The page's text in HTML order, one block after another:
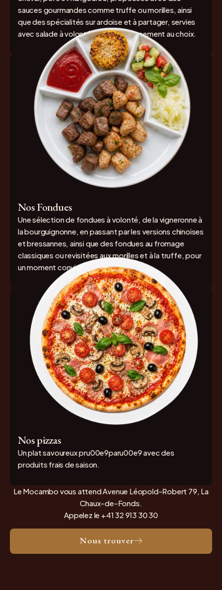
sauces gourmandes comme truffe ou morilles, ainsi
que des spécialités sur ardoise et à partager, servies
avec salade à volonté et accompagnement au choix.
Nos Fondues
Une sélection de fondues à volonté, de la vigneronne à
la bourguignonne, en passant par les versions chinoises
et bressannes, ainsi que des fondues au fromage
classiques ou revisitées aux morilles et à la truffe, pour
un moment convivial et gourmand.
Nos pizzas
Un plat savoureux pru00e9paru00e9 avec des
produits frais de saison.
Le Mocambo vous attend Avenue Léopold-Robert 79, La
Chaux-de-Fonds.
Appelez le +41 32 913 30 30
Nous trouver